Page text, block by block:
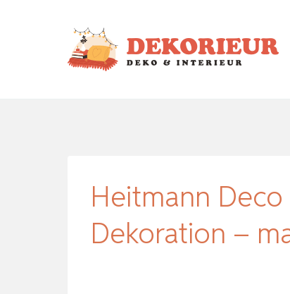
Heitmann
Dekoration –